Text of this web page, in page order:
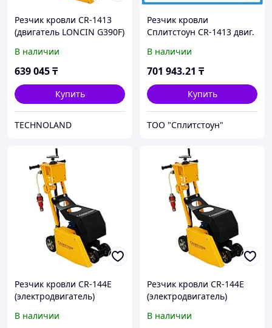
Резчик кровли CR-1413
(двигатель LONCIN G390F)
В наличии
639 045₸
Купить
TECHNOLAND
Резчик кровли
Сплитстоун CR-1413 двиг.
В наличии
701 943.21 ₸
Купить
ТОО "Сплитстоун"
Резчик кровли CR-144E
(электродвигатель)
В наличии
Резчик кровли CR-144E
(электродвигатель)
В наличии